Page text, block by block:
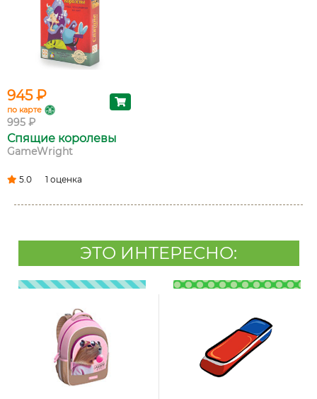
945 ₽
по карте
995 ₽
Спящие королевы
GameWright
5.0 1 оценка
ЭТО ИНТЕРЕСНО: